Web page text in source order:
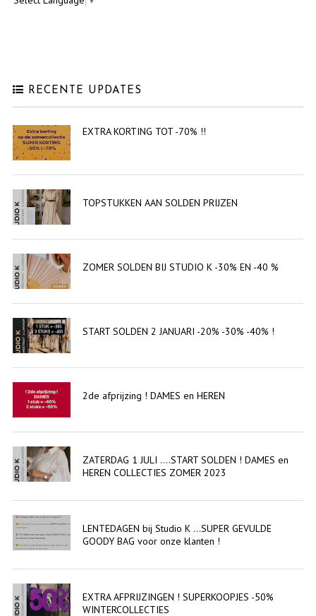
RECENTE UPDATES
EXTRA KORTING TOT -70% !!
TOPSTUKKEN AAN SOLDEN PRIJZEN
ZOMER SOLDEN BIJ STUDIO K -30% EN -40 %
START SOLDEN 2 JANUARI -20% -30% -40% !
2de afprijzing ! DAMES en HEREN
ZATERDAG 1 JULI ....START SOLDEN ! DAMES en
HEREN COLLECTIES ZOMER 2023
LENTEDAGEN bij Studio K ...SUPER GEVULDE
GOODY BAG voor onze klanten !
EXTRA AFPRIJZINGEN ! SUPERKOOPJES -50%
WINTERCOLLECTIES